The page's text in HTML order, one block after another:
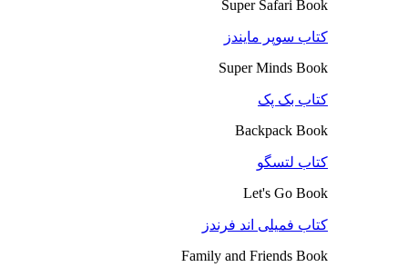
Super Safari Book
کتاب سوپر مایندز
Super Minds Book
کتاب بک پک
Backpack Book
کتاب لتسگو
Let's Go Book
کتاب فمیلی اند فرندز
Family and Friends Book